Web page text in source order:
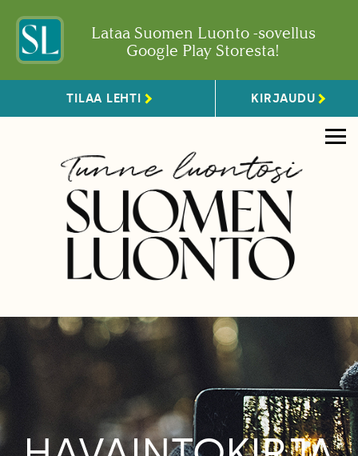
Lataa Suomen Luonto -sovellus
Google Play Storesta!
TILAA LEHTI KIRJAUDU